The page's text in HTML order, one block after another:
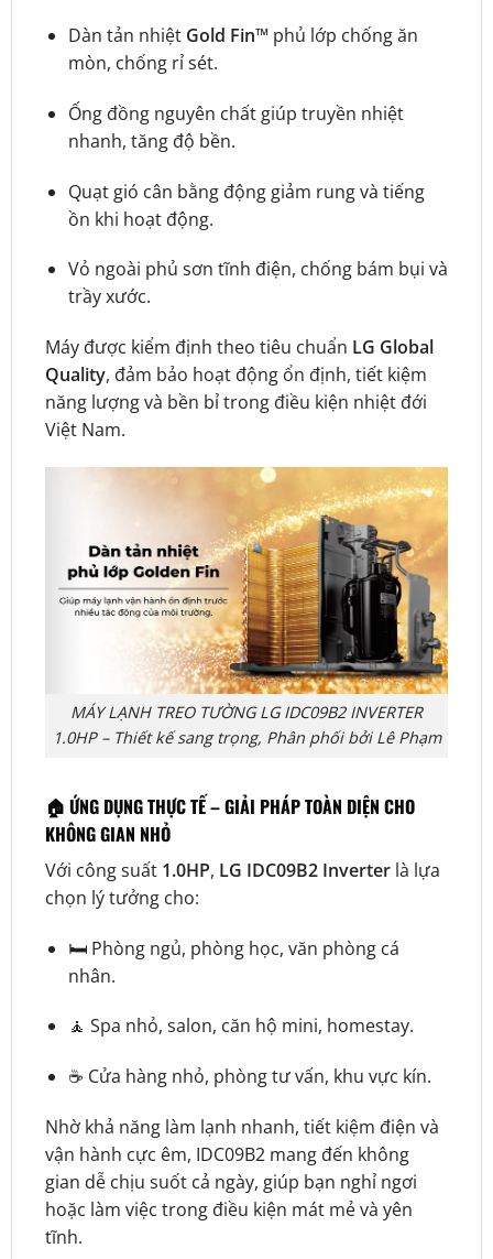
Dàn tản nhiệt Gold Fin™phủ lớp chống ăn
mòn, chống rỉ sét.
Ống đồng nguyên chất giúp truyền nhiệt
nhanh, tăng độ bền.
Quạt gió cân bằng động giảm rung và tiếng
ồn khi hoạt động.
Vỏ ngoài phủ sơn tĩnh điện, chống bám bụi và
trầy xước.
Máy được kiểm định theo tiêu chuẩn LG Global
Quality, đảm bảo hoạt động ổn định, tiết kiệm
năng lượng và bền bỉ trong điều kiện nhiệt đới
Việt Nam.
MÁY LẠNH TREO TƯỜNG LG IDC09B2 INVERTER
1.0HP – Thiết kế sang trọng, Phân phối bởi Lê Phạm
🏠 ỨNG DỤNG THỰC TẾ – GIẢI PHÁP TOÀN DIỆN CHO
KHÔNG GIAN NHỎ
Với công suất 1.0HP, LG IDC09B2 Inverterlà lựa
chọn lý tưởng cho:
🛏️ Phòng ngủ, phòng học, văn phòng cá
nhân.
🧘 Spa nhỏ, salon, căn hộ mini, homestay.
☕ Cửa hàng nhỏ, phòng tư vấn, khu vực kín.
Nhờ khả năng làm lạnh nhanh, tiết kiệm điện và
vận hành cực êm, IDC09B2 mang đến không
gian dễ chịu suốt cả ngày, giúp bạn nghỉ ngơi
hoặc làm việc trong điều kiện mát mẻ và yên
tĩnh.